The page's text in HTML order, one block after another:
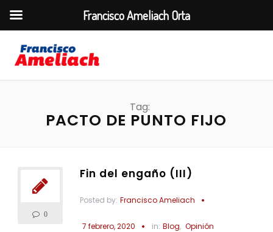
Tag:
PACTO DE PUNTO FIJO
0
Fin del engaño (III)
Posted by: Francisco Ameliach
7 febrero, 2020 in: Blog, Opinión
Francisco Ameliach Orta